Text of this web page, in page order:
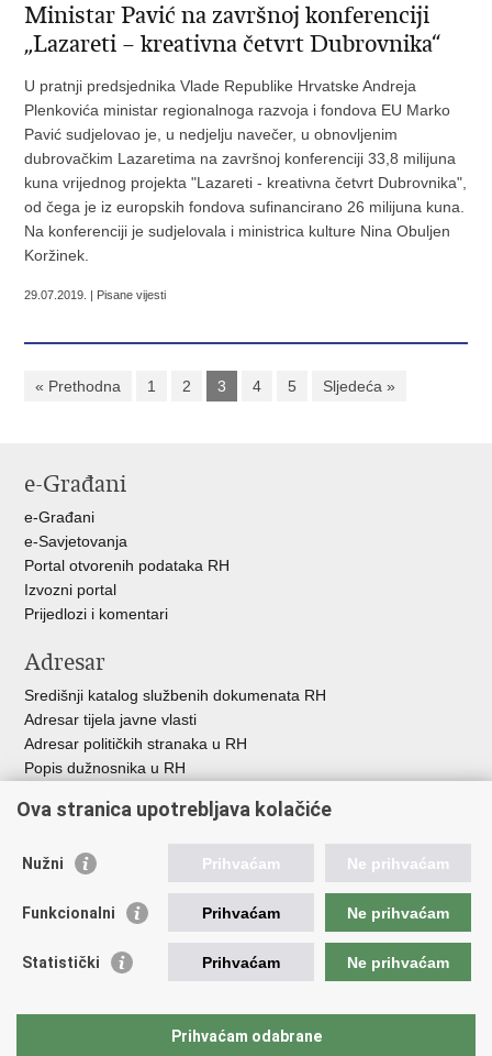
Ministar Pavić na završnoj konferenciji
„Lazareti – kreativna četvrt Dubrovnika“
U pratnji predsjednika Vlade Republike Hrvatske Andreja
Plenkovića ministar regionalnoga razvoja i fondova EU Marko
Pavić sudjelovao je, u nedjelju navečer, u obnovljenim
dubrovačkim Lazaretima na završnoj konferenciji 33,8 milijuna
kuna vrijednog projekta "Lazareti - kreativna četvrt Dubrovnika",
od čega je iz europskih fondova sufinancirano 26 milijuna kuna.
Na konferenciji je sudjelovala i ministrica kulture Nina Obuljen
Koržinek.
29.07.2019. | Pisane vijesti
« Prethodna 1 2 3 4 5 Sljedeća »
e-Građani
e-Građani
e-Savjetovanja
Portal otvorenih podataka RH
Izvozni portal
Prijedlozi i komentari
Adresar
Središnji katalog službenih dokumenata RH
Adresar tijela javne vlasti
Adresar političkih stranaka u RH
Popis dužnosnika u RH
Pozivi za žurnu pomoć
Važne poveznice
Strukturni i investicijski fondovi
Središnja agencija za financiranje i ugovaranje
Predstavništvo Europske komisije u Hrvatskoj
Europski parlament
Ova stranica upotrebljava kolačiće
Nužni Prihvaćam Ne prihvaćam
Funkcionalni Prihvaćam Ne prihvaćam
Statistički Prihvaćam Ne prihvaćam
Prihvaćam odabrane